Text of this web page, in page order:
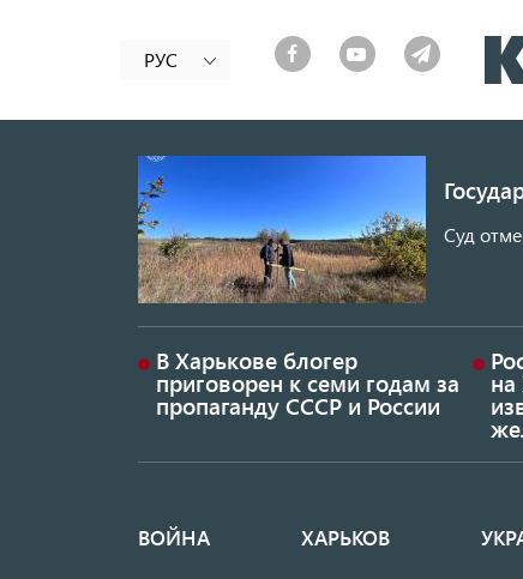
РУС
Суд
В Харькове блогер
приговорен к семи годам за
пропаганду СССР и России
Основная
ВОЙНА ХАРЬКОВ